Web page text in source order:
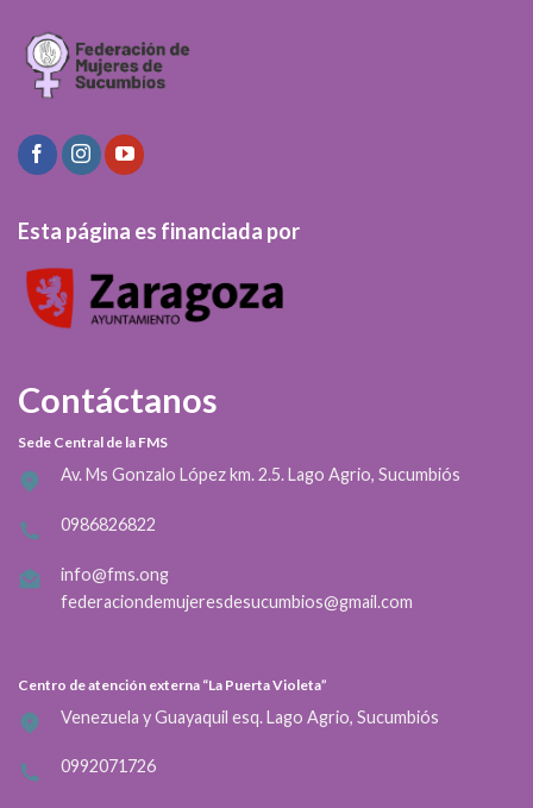
Esta página es financiada por
Contáctanos
Sede Central de la FMS
Av. Ms Gonzalo López km. 2.5. Lago Agrio, Sucumbiós
0986826822
info@fms.ong
federaciondemujeresdesucumbios@gmail.com
Centro de atención externa “La Puerta Violeta”
Venezuela y Guayaquil esq. Lago Agrio, Sucumbiós
0992071726